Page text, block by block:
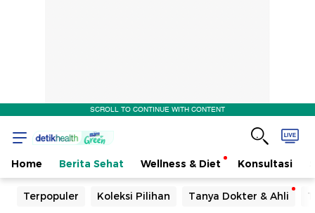
SCROLL TO CONTINUE WITH CONTENT
Home Berita Sehat Wellness & Diet Konsultasi
Terpopuler Koleksi Pilihan Tanya Dokter & Ahli